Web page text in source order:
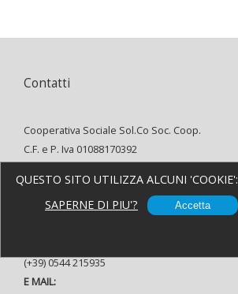
QUESTO SITO UTILIZZA ALCUNI 'COOKIE':
SAPERNE DI PIU'?
Accetta
Contatti
Cooperativa Sociale Sol.Co Soc. Coop.
C.F. e P. Iva 01088170392
Via Alfredo Oriani, 8 48121 Ravenna
TELEFONO:
(+39) 0544 215935
E MAIL: